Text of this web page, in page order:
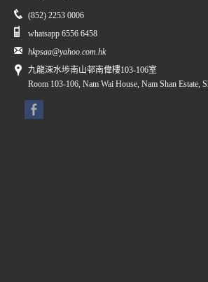
(852) 2253 0006
whatsapp 6556 6458
hkpsaa@yahoo.com.hk
九龍深水埗南山邨南偉樓103-106室
Room 103-106, Nam Wai House, Nam Shan Estate,